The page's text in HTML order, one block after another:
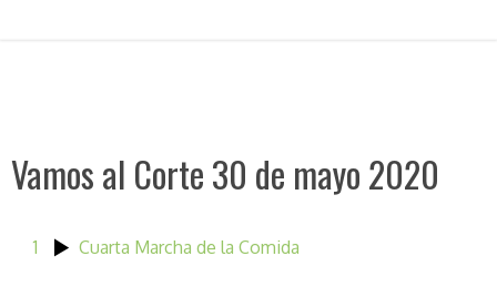
Vamos al Corte 30 de mayo 2020
1 Cuarta Marcha de la Comida